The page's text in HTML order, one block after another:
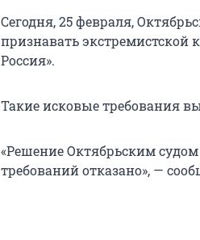
Сегодня, 25 февраля,
признавать экстремистской
Россия».
Такие исковые требования
«Решение Октябрьским
требований отказано», —